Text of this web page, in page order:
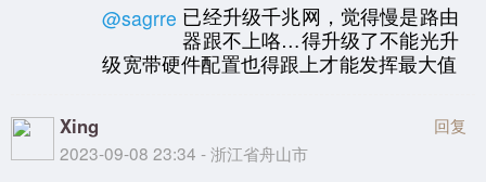
@sagrre 已经升级千兆网，觉得慢是路由
器跟不上咯…得升级了不能光升
级宽带硬件配置也得跟上才能发挥最大值
Xing
2023-09-08 23:34 - 浙江省舟山市
回复